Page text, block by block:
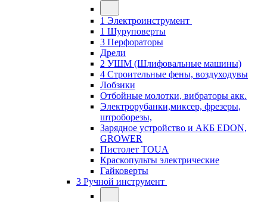
1 Электроинструмент
1 Шуруповерты
3 Перфораторы
Дрели
2 УШМ (Шлифовальные машины)
4 Строительные фены, воздуходувы
Лобзики
Отбойные молотки, вибраторы акк.
Электрорубанки,миксер, фрезеры,
штроборезы,
Зарядное устройство и АКБ EDON,
GROWER
Пистолет TOUA
Краскопульты электрические
Гайковерты
3 Ручной инструмент